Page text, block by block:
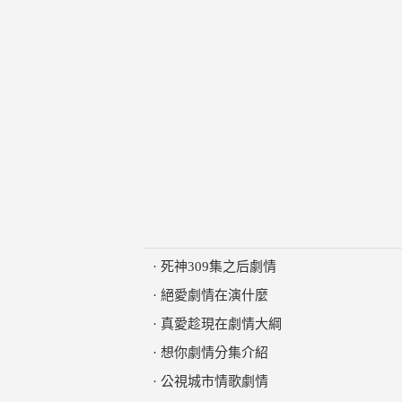
· 死神309集之后劇情
· 絕愛劇情在演什麼
· 真愛趁現在劇情大綱
· 想你劇情分集介紹
· 公視城市情歌劇情